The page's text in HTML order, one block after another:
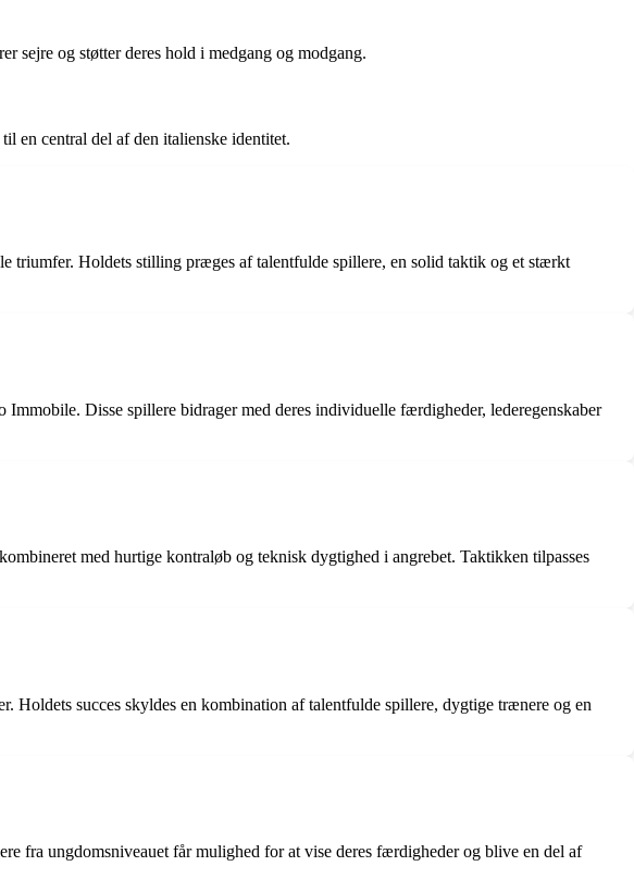
sejre og støtter deres hold i medgang og modgang.
en central del af den italienske identitet.
triumfer. Holdets stilling præges af talentfulde spillere, en solid taktik og et stærkt
Disse spillere bidrager med deres individuelle færdigheder, lederegenskaber
med hurtige kontraløb og teknisk dygtighed i angrebet. Taktikken tilpasses
succes skyldes en kombination af talentfulde spillere, dygtige trænere og en
fra ungdomsniveauet får mulighed for at vise deres færdigheder og blive en del af